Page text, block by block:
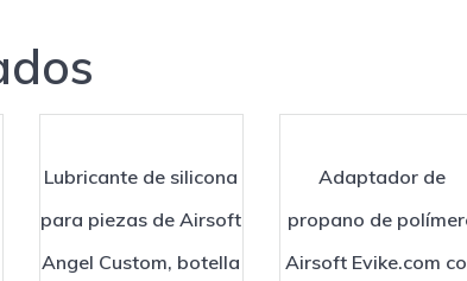
Lubricante de silicona
para piezas de Airsoft
Angel Custom, botella
Adaptador de
propano de
Airsoft Evike.com